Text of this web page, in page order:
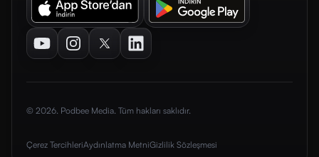
YoutubeInstagramTwitterLinkedIn
© 2026. Podbee Media. Tüm hakları saklıdır.
Çerez TercihleriAydınlatma MetniGizlilik Sözleşmesi